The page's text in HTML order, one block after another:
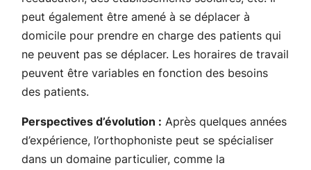
peut également être amené à se déplacer à
domicile pour prendre en charge des patients qui
ne peuvent pas se déplacer. Les horaires de travail
peuvent être variables en fonction des besoins
des patients.
Perspectives d’évolution : Après quelques années
d’expérience, l’orthophoniste peut se spécialiser
dans un domaine particulier, comme la